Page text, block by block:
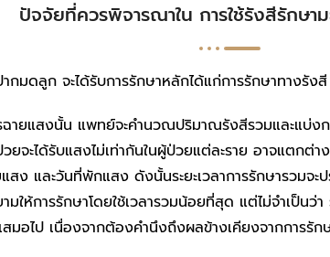
ปัจจัยที่ควรพิจารณาใน การใช้รังสีรักษา
ากมดลูก จะได้รับการรักษาหลักได้แก่การรักษาทางรัง
แสงนั้น แพทย์จะคำนวณปริมาณรังสีรวมและแบ่งก
ยจะได้รับแสงไม่เท่ากันในผู้ป่วยแต่ละราย อาจแตก
สง และวันที่พักแสง ดังนั้นระยะเวลาการรักษารวมจ
มให้การรักษาโดยใช้เวลารวมน้อยที่สุด แต่ไม่จำเป็นว่
มอไป เนื่องจากต้องคำนึงถึงผลข้างเคียงจากการรั